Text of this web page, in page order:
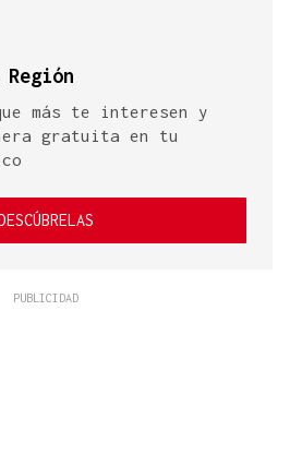
más te interesen y
gratuita en tu